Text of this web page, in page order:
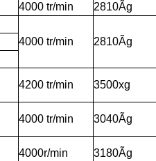
4000 tr/min 2810Ãg
4000 tr/min
2810Ãg
4200 tr/min 3500xg
4000 tr/min 3040Ãg
4000r/min 3180Ãg